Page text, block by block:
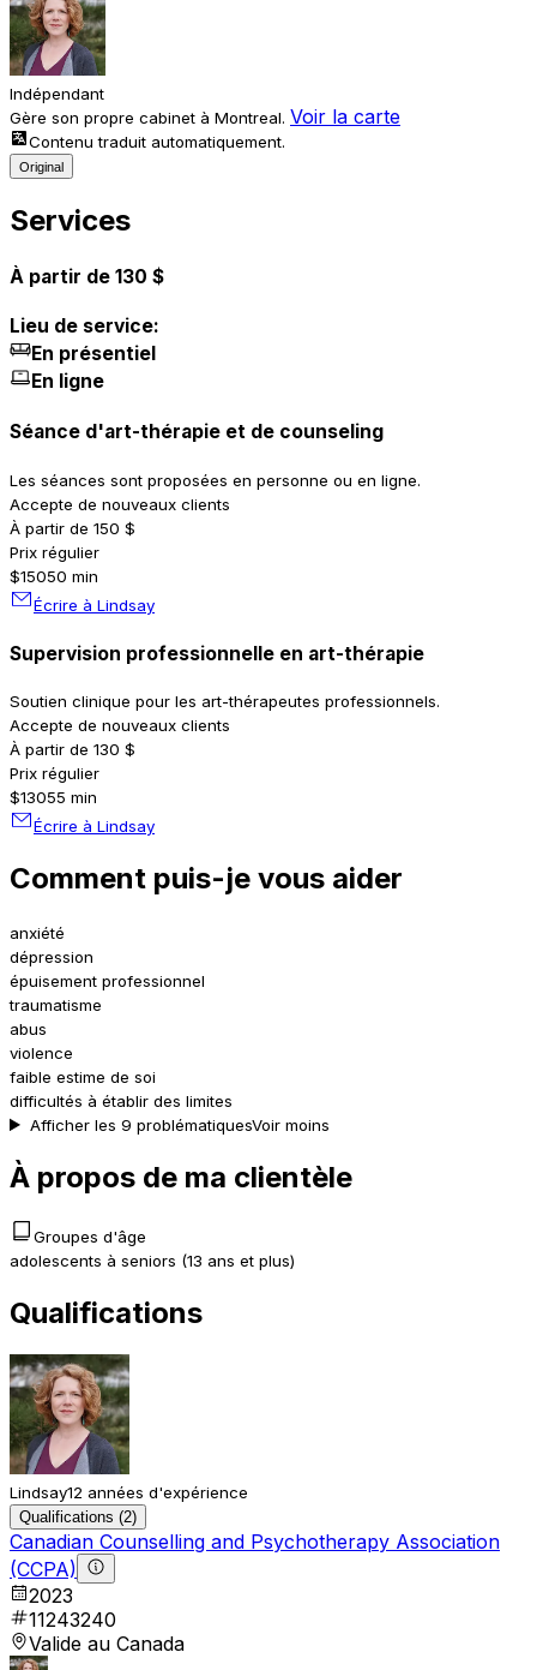
Indépendant
Gère son propre cabinet à Montreal. Voir la carte
Contenu traduit automatiquement.
Original
Services
À partir de 130 $
Lieu de service:
En présentiel
En ligne
Séance d'art-thérapie et de counseling
Les séances sont proposées en personne ou en ligne.
Accepte de nouveaux clients
À partir de 150 $
Prix régulier
$15050 min
Écrire à Lindsay
Supervision professionnelle en art-thérapie
Soutien clinique pour les art-thérapeutes professionnels.
Accepte de nouveaux clients
À partir de 130 $
Prix régulier
$13055 min
Écrire à Lindsay
Comment puis-je vous aider
anxiété
dépression
épuisement professionnel
traumatisme
abus
violence
faible estime de soi
difficultés à établir des limites
Afficher les 9 problématiquesVoir moins
À propos de ma clientèle
Groupes d'âge
adolescents à seniors (13 ans et plus)
Qualifications
Lindsay12 années d'expérience
Qualifications (2)
Canadian Counselling and Psychotherapy Association
(CCPA)
2023
11243240
Valide au Canada